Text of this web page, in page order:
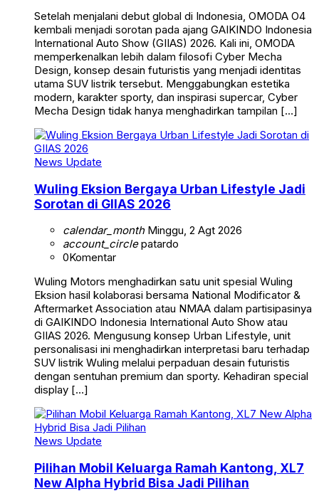
Setelah menjalani debut global di Indonesia, OMODA O4
kembali menjadi sorotan pada ajang GAIKINDO Indonesia
International Auto Show (GIIAS) 2026. Kali ini, OMODA
memperkenalkan lebih dalam filosofi Cyber Mecha
Design, konsep desain futuristis yang menjadi identitas
utama SUV listrik tersebut. Menggabungkan estetika
modern, karakter sporty, dan inspirasi supercar, Cyber
Mecha Design tidak hanya menghadirkan tampilan […]
News Update
Wuling Eksion Bergaya Urban Lifestyle Jadi
Sorotan di GIIAS 2026
calendar_monthMinggu, 2 Agt 2026
account_circlepatardo
0Komentar
Wuling Motors menghadirkan satu unit spesial Wuling
Eksion hasil kolaborasi bersama National Modificator &
Aftermarket Association atau NMAA dalam partisipasinya
di GAIKINDO Indonesia International Auto Show atau
GIIAS 2026. Mengusung konsep Urban Lifestyle, unit
personalisasi ini menghadirkan interpretasi baru terhadap
SUV listrik Wuling melalui perpaduan desain futuristis
dengan sentuhan premium dan sporty. Kehadiran special
display […]
News Update
Pilihan Mobil Keluarga Ramah Kantong, XL7
New Alpha Hybrid Bisa Jadi Pilihan